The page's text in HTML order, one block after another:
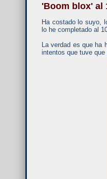
'Boom blox' al
Ha costado lo suyo,
lo he completado al
La verdad es que ha
intentos que tuve que